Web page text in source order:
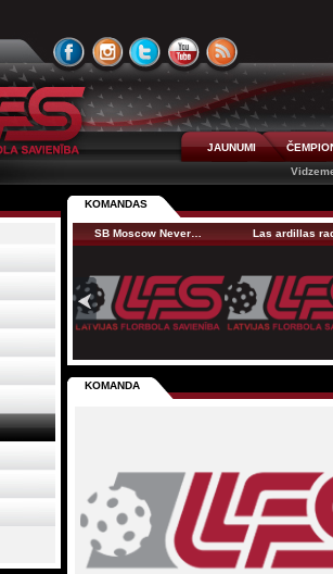
JAUNUMI
KOMANDAS
SB Moscow Never… Las ardillas
KOMANDA